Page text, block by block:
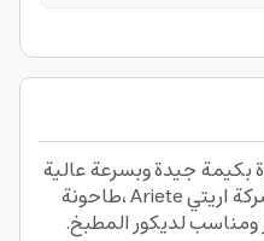
جيدة وبسرعة عالية
عبر مطحنة قهوة مقدمة من شركة اريتي Ariete ،طاحونة
لديكور المطبخ.